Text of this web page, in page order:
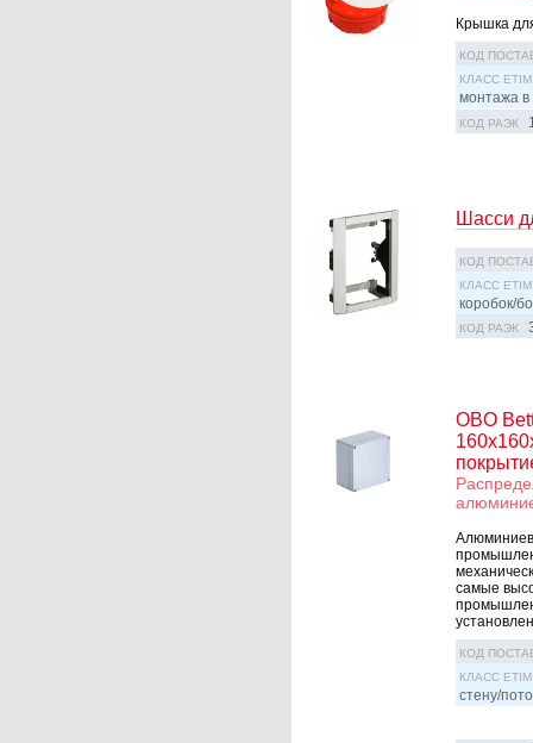
Крышка
КОД
КЛАСС ETIM
монтажа в
КОД РАЭК
Шасси
КОД
КЛАСС ETIM
коробок/
КОД РАЭК
OBO
самые
КОД
КЛАСС ETIM
стену/